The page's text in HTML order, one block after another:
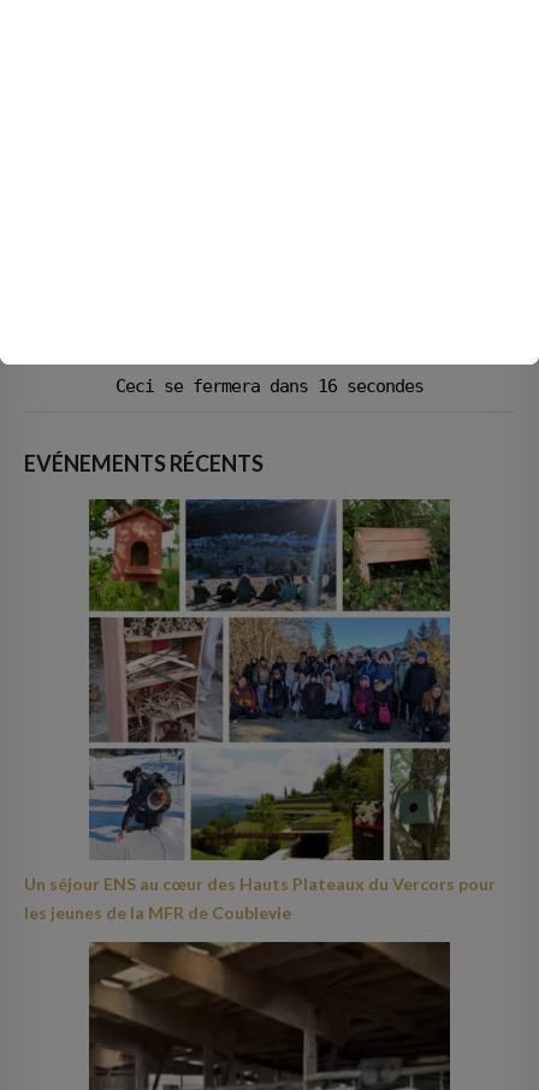
EVÉNEMENTS RÉCENTS
Un séjour ENS au cœur des Hauts Plateaux du Vercors pour
les jeunes de la MFR de Coublevie
Ceci se fermera dans 15 secondes